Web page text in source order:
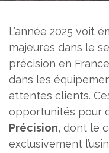
L’année 2025 voit
majeures dans le
précision en
dans les
attentes clients.
opportunités pour
Précision, dont le
exclusivement